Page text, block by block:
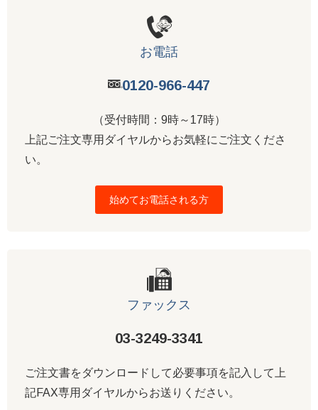
お電話
0120-966-447
（受付時間：9時～17時）
上記ご注文専用ダイヤルからお気軽にご注文くださ
い。
始めてお電話される方
ファックス
03-3249-3341
ご注文書をダウンロードして必要事項を記入して上
記FAX専用ダイヤルからお送りください。